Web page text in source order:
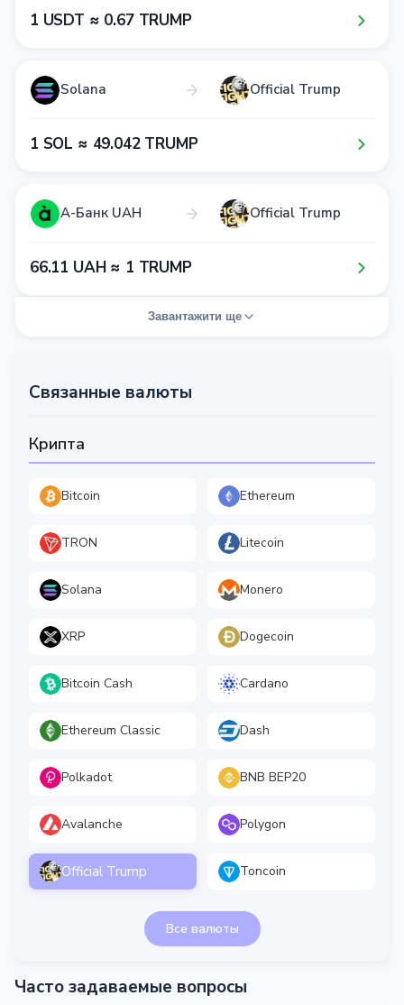
1​ USDT ≈ 0​.6​7​ TRUMP
Solana Official Trump
1​ SOL ≈ 4​9​.0​4​2​ TRUMP
А-Банк UAH Official Trump
6​6​.1​1​ UAH ≈ 1​ TRUMP
Завантажити ще
Связанные валюты
Крипта
Bitcoin Ethereum
TRON Litecoin
Solana Monero
XRP Dogecoin
Bitcoin Cash Cardano
Ethereum Classic Dash
Polkadot BNB BEP20
Avalanche Polygon
Official Trump Toncoin
Все валюты
Часто задаваемые вопросы